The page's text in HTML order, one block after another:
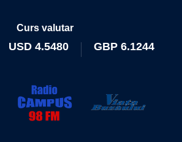
Curs valutar
USD 4.5480 GBP 6.1244